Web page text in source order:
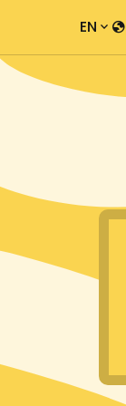
EN keyboard_arrow_down globe